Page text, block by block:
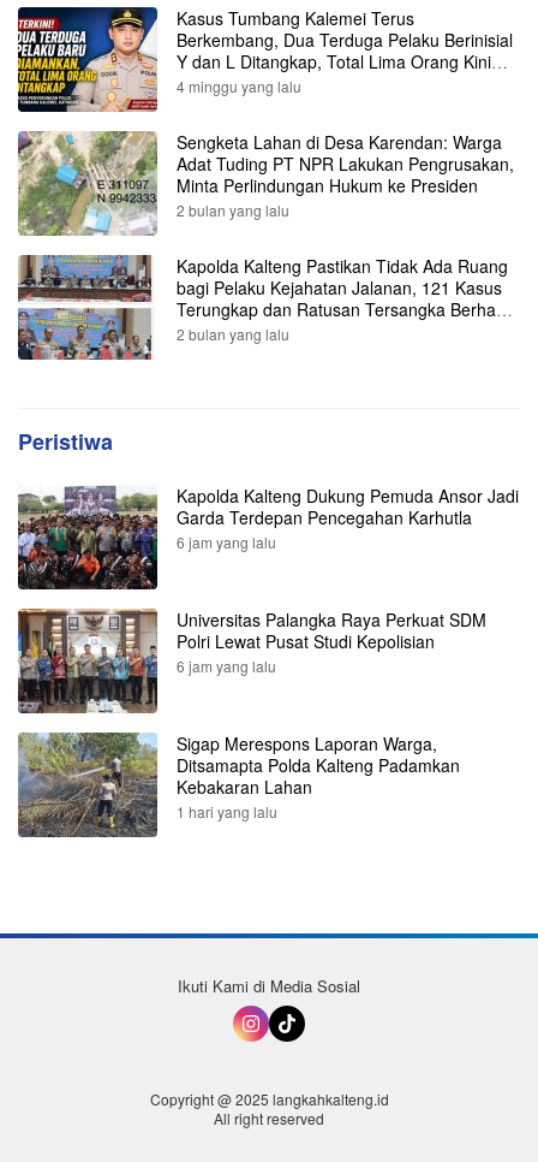
Kasus Tumbang Kalemei Terus
Berkembang, Dua Terduga Pelaku Berinisial
Y dan L Ditangkap, Total Lima Orang Kini
Diamankan Polisi
4 minggu yang lalu
Sengketa Lahan di Desa Karendan: Warga
Adat Tuding PT NPR Lakukan Pengrusakan,
Minta Perlindungan Hukum ke Presiden
2 bulan yang lalu
Kapolda Kalteng Pastikan Tidak Ada Ruang
bagi Pelaku Kejahatan Jalanan, 121 Kasus
Terungkap dan Ratusan Tersangka Berhasil
Dibekuk
2 bulan yang lalu
Peristiwa
Kapolda Kalteng Dukung Pemuda Ansor Jadi
Garda Terdepan Pencegahan Karhutla
6 jam yang lalu
Universitas Palangka Raya Perkuat SDM
Polri Lewat Pusat Studi Kepolisian
6 jam yang lalu
Sigap Merespons Laporan Warga,
Ditsamapta Polda Kalteng Padamkan
Kebakaran Lahan
1 hari yang lalu
Ikuti Kami di Media Sosial
Copyright @ 2025 langkahkalteng.id
All right reserved